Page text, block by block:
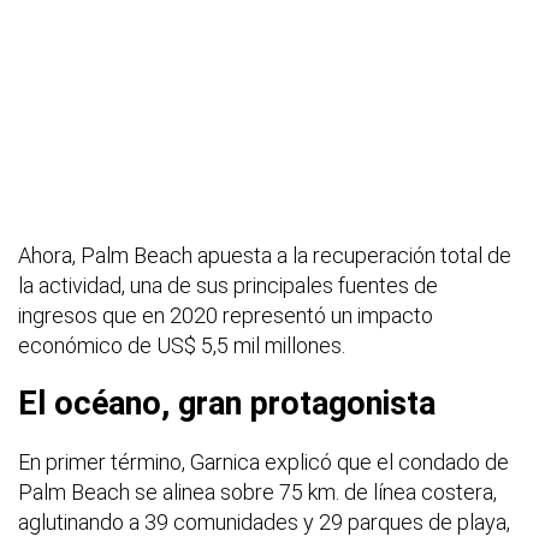
Ahora, Palm Beach apuesta a la recuperación total de
la actividad, una de sus principales fuentes de
ingresos que en 2020 representó un impacto
económico de US$ 5,5 mil millones.
El océano, gran protagonista
En primer término, Garnica explicó que el condado de
Palm Beach se alinea sobre 75 km. de línea costera,
aglutinando a 39 comunidades y 29 parques de playa,